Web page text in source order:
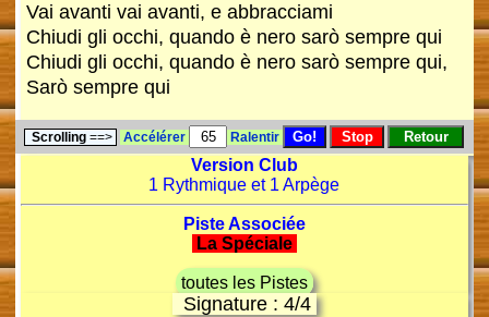
Vai avanti vai avanti, e abbracciami
Chiudi gli occhi, quando è nero sarò sempre qui
Chiudi gli occhi, quando è nero sarò sempre qui,
Sarò sempre qui
Scrolling==> Accélérer Ralentir
Version Club
1 Rythmique et 1 Arpège
Piste Associée
La Spéciale
toutes les Pistes
Signature : 4/4